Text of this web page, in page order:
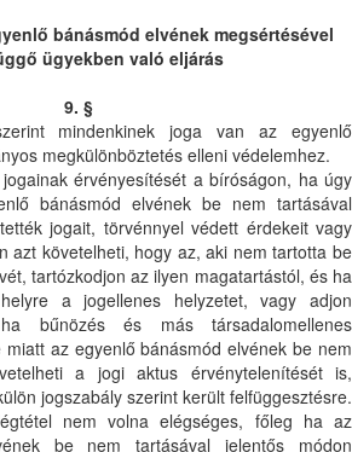
bánásmód elvének megsértésével
ügyekben való eljárás
9. §
mindenkinek joga van az egyenlő
megkülönböztetés elleni védelemhez.
érvényesítését a bíróságon, ha úgy
bánásmód elvének be nem tartásával
jogait, törvénnyel védett érdekeit vagy
azt követelheti, hogy az, aki nem tartotta be
tartózkodjon az ilyen magatartástól, és ha
a jogellenes helyzetet, vagy adjon
bűnözés és más társadalomellenes
az egyenlő bánásmód elvének be nem
a jogi aktus érvénytelenítését is,
jogszabály szerint került felfüggesztésre.
nem volna elégséges, főleg ha az
be nem tartásával jelentős módon